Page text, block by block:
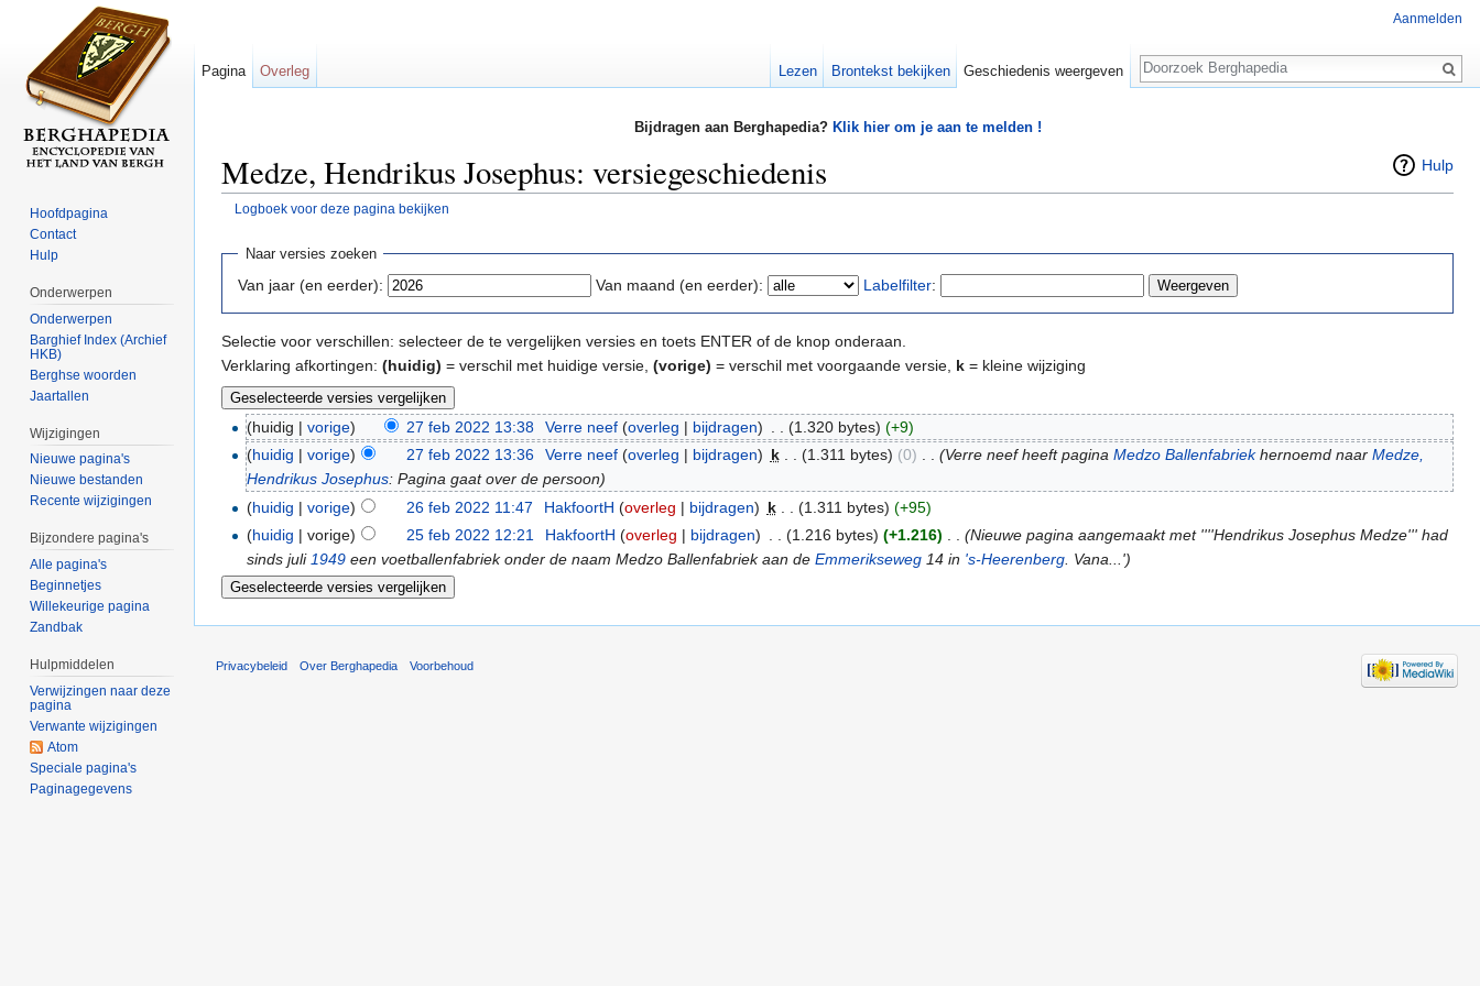
Bijdragen aan Berghapedia? Klik hier om je aan te melden !
Hulp
Medze, Hendrikus Josephus: versiegeschiedenis
Logboek voor deze pagina bekijken
Naar versies zoeken
Van jaar (en eerder): Van maand (en eerder): Labelfilter:
Selectie voor verschillen: selecteer de te vergelijken versies en toets ENTER of de knop onderaan.
Verklaring afkortingen: (huidig) = verschil met huidige versie, (vorige) = verschil met voorgaande versie, k = kleine wijziging
(huidig |vorige) 27 feb 2022 13:38 Verre neef (overleg | bijdragen) (1.320 bytes) (+9)
(huidig |vorige) 27 feb 2022 13:36 Verre neef (overleg | bijdragen) k . . (1.311 bytes) (0) . . (Verre neef heeft pagina Medzo Ballenfabriekhernoemd naar Medze,
Hendrikus Josephus: Pagina gaat over de persoon)
(huidig |vorige) 26 feb 2022 11:47 HakfoortH (overleg | bijdragen) k (1.311 bytes) (+95)
(huidig | vorige) 25 feb 2022 12:21 HakfoortH (overleg | bijdragen) (1.216 bytes) (+1.216)
(Nieuwe pagina aangemaakt met ''''Hendrikus Josephus Medze''' had
sinds juli 1949 een voetballenfabriek onder de naam Medzo Ballenfabriek aan deEmmerikseweg 14 in 's-Heerenberg . Vana...')
Aanmelden
Pagina Overleg Lezen Brontekst bekijken Geschiedenis weergeven
Zoeken
Hoofdpagina
Contact
Hulp
Onderwerpen
Onderwerpen
Barghief Index (Archief
HKB)
Berghse woorden
Jaartallen
Wijzigingen
Nieuwe pagina's
Nieuwe bestanden
Recente wijzigingen
Bijzondere pagina's
Alle pagina's
Beginnetjes
Willekeurige pagina
Zandbak
Hulpmiddelen
Verwijzingen naar deze
pagina
Verwante wijzigingen
Atom
Speciale pagina's
Paginagegevens
Privacybeleid Over Berghapedia Voorbehoud